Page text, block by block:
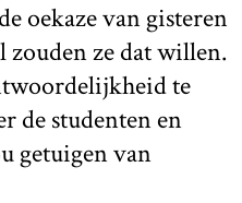
oekaze van gisteren
zouden ze dat willen.
te
de studenten en
getuigen van